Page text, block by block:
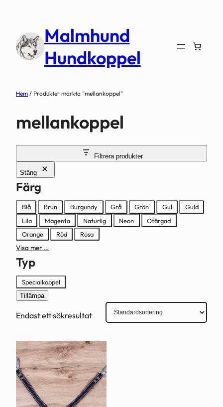
innehåll
Malmhund
Hundkoppel
Hem / Produkter märkta ”mellankoppel”
mellankoppel
Filtrera produkter
Stäng
Färg
Färg
Blå Brun Burgundy Grå Grön Gul
Guld
Lila
Magenta Naturlig Neon
Ofärgad
Orange
Röd
Rosa
Visa mer …
Typ
Typ
Specialkoppel
Tillämpa
Endast ett sökresultat